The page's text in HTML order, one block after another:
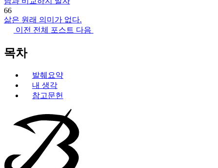
66
삶은 원래 의미가 없다.
이전 전체 포스트 다음
목차
발췌요약
내 생각
참고문헌